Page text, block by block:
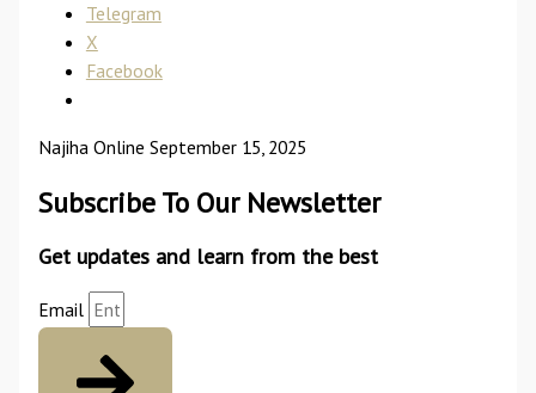
Telegram
X
Facebook
Najiha Online September 15, 2025
Subscribe To Our Newsletter
Get updates and learn from the best
Email